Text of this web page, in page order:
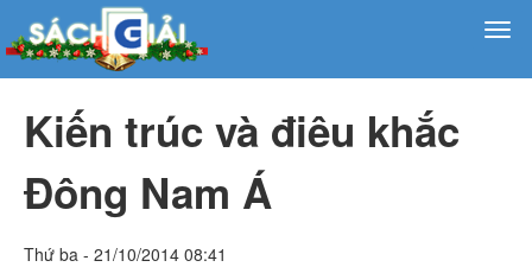
Kiến trúc và điêu khắc
Đông Nam Á
Thứ ba - 21/10/2014 08:41